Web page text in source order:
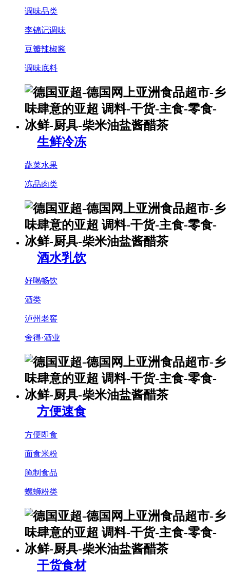
调味品类
李锦记调味
豆瓣辣椒酱
调味底料
生鲜冷冻
蔬菜水果
冻品肉类
酒水乳饮
好喝畅饮
酒类
泸州老窖
舍得·酒业
方便速食
方便即食
面食米粉
腌制食品
螺蛳粉类
干货食材